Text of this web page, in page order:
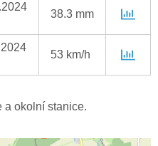
38.3 mm
53 km/h
a okolní stanice.